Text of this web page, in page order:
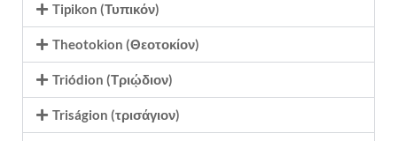
Tipikon (Τυπικόν)
Theotokion (Θεοτοκίον)
Triódion (Τριῴδιον)
Triságion (τρισάγιον)